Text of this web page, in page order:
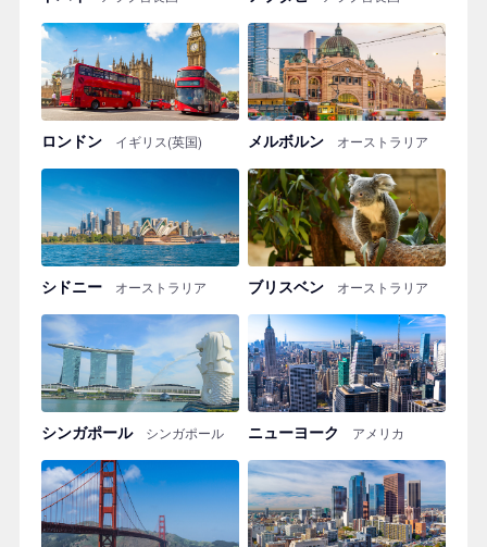
ロンドン イギリス(英国) メルボルン オーストラリア
シドニー オーストラリア ブリスベン オーストラリア
シンガポール シンガポール ニューヨーク アメリカ